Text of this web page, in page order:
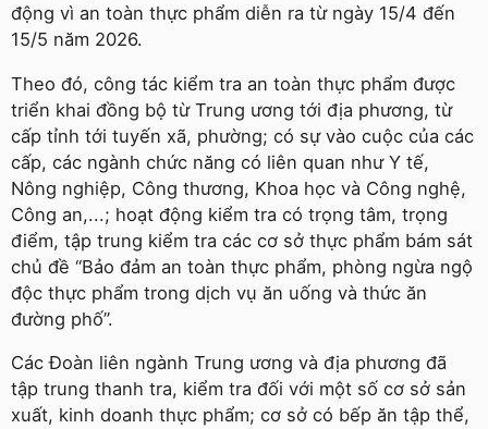
động vì an toàn thực phẩm diễn ra từ ngày 15/4 đến
15/5 năm 2026.
Theo đó, công tác kiểm tra an toàn thực phẩm được
triển khai đồng bộ từ Trung ương tới địa phương, từ
cấp tỉnh tới tuyến xã, phường; có sự vào cuộc của các
cấp, các ngành chức năng có liên quan như Y tế,
Nông nghiệp, Công thương, Khoa học và Công nghệ,
Công an,...; hoạt động kiểm tra có trọng tâm, trọng
điểm, tập trung kiểm tra các cơ sở thực phẩm bám sát
chủ đề “Bảo đảm an toàn thực phẩm, phòng ngừa ngộ
độc thực phẩm trong dịch vụ ăn uống và thức ăn
đường phố”.
Các Đoàn liên ngành Trung ương và địa phương đã
tập trung thanh tra, kiểm tra đối với một số cơ sở sản
xuất, kinh doanh thực phẩm; cơ sở có bếp ăn tập thể,